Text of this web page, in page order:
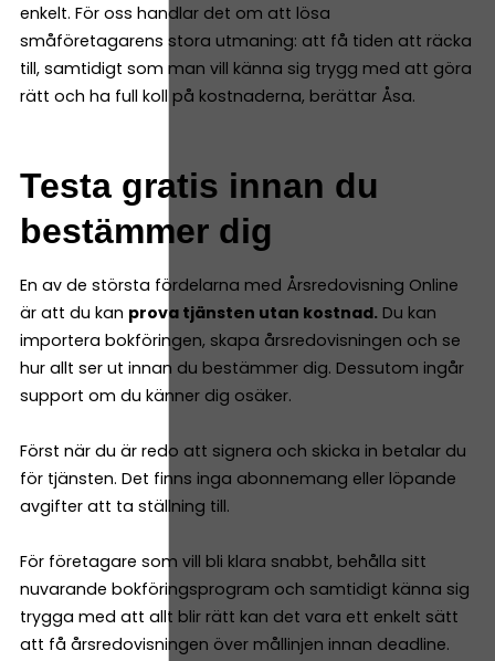
enkelt. För oss handlar det om att lösa
småföretagarens stora utmaning: att få tiden att räcka
till, samtidigt som man vill känna sig trygg med att göra
rätt och ha full koll på kostnaderna, berättar Åsa.
Testa gratis innan du
bestämmer dig
En av de största fördelarna med Årsredovisning Online
är att du kan prova tjänsten utan kostnad. Du kan
importera bokföringen, skapa årsredovisningen och se
hur allt ser ut innan du bestämmer dig. Dessutom ingår
support om du känner dig osäker.
Först när du är redo att signera och skicka in betalar du
för tjänsten. Det finns inga abonnemang eller löpande
avgifter att ta ställning till.
För företagare som vill bli klara snabbt, behålla sitt
nuvarande bokföringsprogram och samtidigt känna sig
trygga med att allt blir rätt kan det vara ett enkelt sätt
att få årsredovisningen över mållinjen innan deadline.